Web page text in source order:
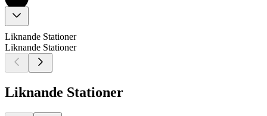
Liknande Stationer
Liknande Stationer
Liknande Stationer